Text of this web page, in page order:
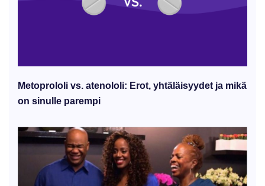
Metoprololi vs. atenololi: Erot, yhtäläisyydet ja mikä
on sinulle parempi